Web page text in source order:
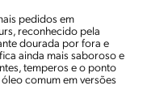
pedidos em
reconhecido pela
dourada por fora e
ainda mais saboroso e
temperos e o ponto
comum em versões